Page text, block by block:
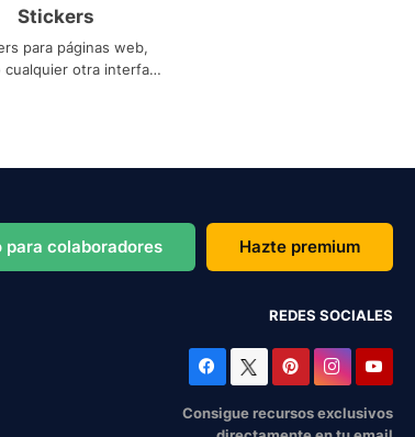
Stickers
para páginas web,
cualquier otra interfaz
para colaboradores Hazte premium
REDES SOCIALES
Consigue recursos exclusivos